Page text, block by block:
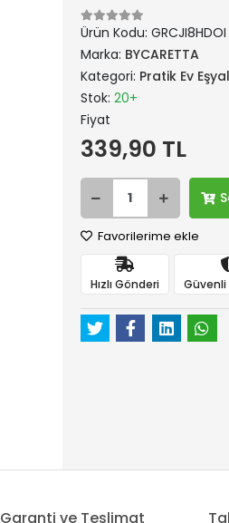
Ürün Kodu: GRCJI8HDOI
Marka: BYCARETTA
Kategori: Pratik Ev
Stok: 20+
Fiyat
339,90 TL
Favorilerime ekle
Hızlı Gönderi Güvenli
Garanti ve Teslimat